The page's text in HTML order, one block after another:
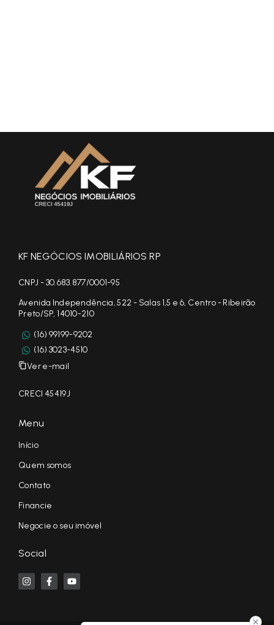
KF NEGÓCIOS IMOBILIÁRIOS RP
CNPJ - 30.683.877/0001-95
Avenida Independência, 522 - Salas 1,5 e 6, Centro - Ribeirão
Preto/SP, 14010-210
(16) 99199-9202
(16) 3023-4510
Ver e-mail
CRECI 45419J
Menu
Início
Quem somos
Contato
Financie
Negocie o seu imóvel
Social